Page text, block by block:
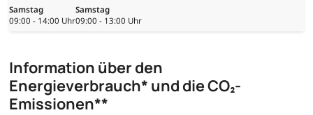
Samstag
09:00 - 14:00 Uhr
Samstag
09:00 - 13:00 Uhr
Information über den
Energieverbrauch* und die CO₂-
Emissionen**